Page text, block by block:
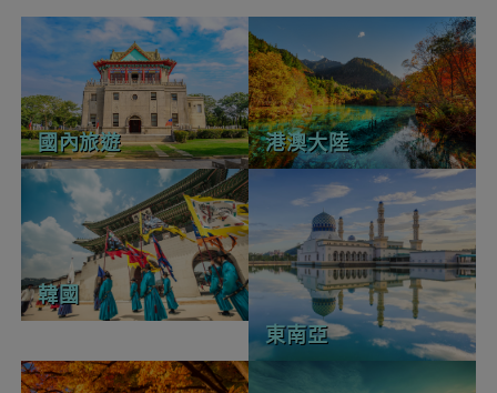
國內旅遊 港澳大陸
韓國
東南亞